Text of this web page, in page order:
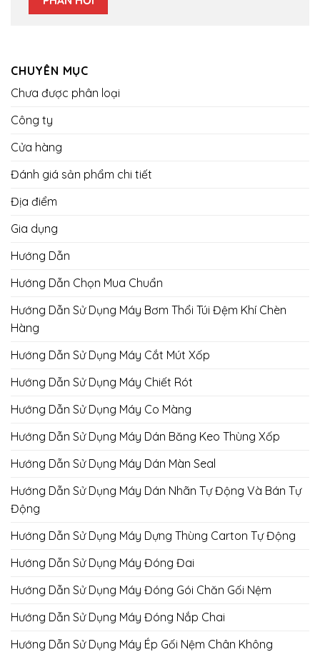
CHUYÊN MỤC
Chưa được phân loại
Công ty
Cửa hàng
Đánh giá sản phẩm chi tiết
Địa điểm
Gia dụng
Hướng Dẫn
Hướng Dẫn Chọn Mua Chuẩn
Hướng Dẫn Sử Dụng Máy Bơm Thổi Túi Đệm Khí Chèn
Hàng
Hướng Dẫn Sử Dụng Máy Cắt Mút Xốp
Hướng Dẫn Sử Dụng Máy Chiết Rót
Hướng Dẫn Sử Dụng Máy Co Màng
Hướng Dẫn Sử Dụng Máy Dán Băng Keo Thùng Xốp
Hướng Dẫn Sử Dụng Máy Dán Màn Seal
Hướng Dẫn Sử Dụng Máy Dán Nhãn Tự Động Và Bán Tự
Động
Hướng Dẫn Sử Dụng Máy Dựng Thùng Carton Tự Động
Hướng Dẫn Sử Dụng Máy Đóng Đai
Hướng Dẫn Sử Dụng Máy Đóng Gói Chăn Gối Nệm
Hướng Dẫn Sử Dụng Máy Đóng Nắp Chai
Hướng Dẫn Sử Dụng Máy Ép Gối Nệm Chân Không